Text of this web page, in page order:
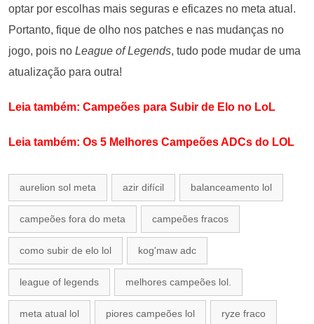
optar por escolhas mais seguras e eficazes no meta atual.
Portanto, fique de olho nos patches e nas mudanças no
jogo, pois no League of Legends, tudo pode mudar de uma
atualização para outra!
Leia também: Campeões para Subir de Elo no LoL
Leia também: Os 5 Melhores Campeões ADCs do LOL
aurelion sol meta azir difícil balanceamento lol
campeões fora do meta campeões fracos
como subir de elo lol kog'maw adc
league of legends melhores campeões lol.
meta atual lol piores campeões lol ryze fraco